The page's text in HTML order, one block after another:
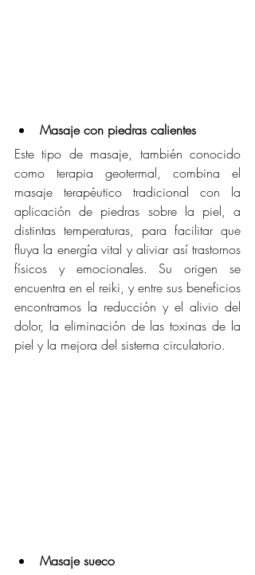
Masaje con piedras calientes
Este tipo de masaje, también conocido
como terapia geotermal, combina el
masaje terapéutico tradicional con la
aplicación de piedras sobre la piel, a
distintas temperaturas, para facilitar que
fluya la energía vital y aliviar así trastornos
físicos y emocionales. Su origen se
encuentra en el reiki, y entre sus beneficios
encontramos la reducción y el alivio del
dolor, la eliminación de las toxinas de la
piel y la mejora del sistema circulatorio.
Masaje sueco